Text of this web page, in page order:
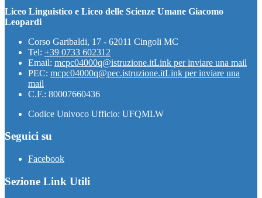
Liceo Linguistico e Liceo delle Scienze Umane Giacomo
Leopardi
Corso Garibaldi, 17 - 62011 Cingoli MC
Tel: +39 0733 602312
Email: mcpc04000q@istruzione.itLink per inviare una mail
PEC: mcpc04000q@pec.istruzione.itLink per inviare una
mail
C.F.: 80007660436
Codice Univoco Ufficio: UFQMLW
Seguici su
Facebook
Sezione Link Utili